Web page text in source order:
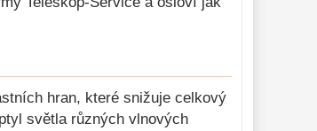
hran, které snižuje celkový
světla různých vlnových